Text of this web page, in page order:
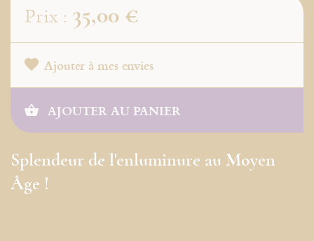
Prix : 35,00 €
Ajouter à mes envies
AJOUTER AU PANIER
Splendeur de l'enluminure au Moyen
Âge !